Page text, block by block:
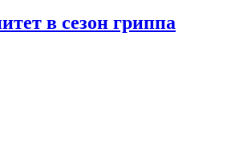
в сезон гриппа